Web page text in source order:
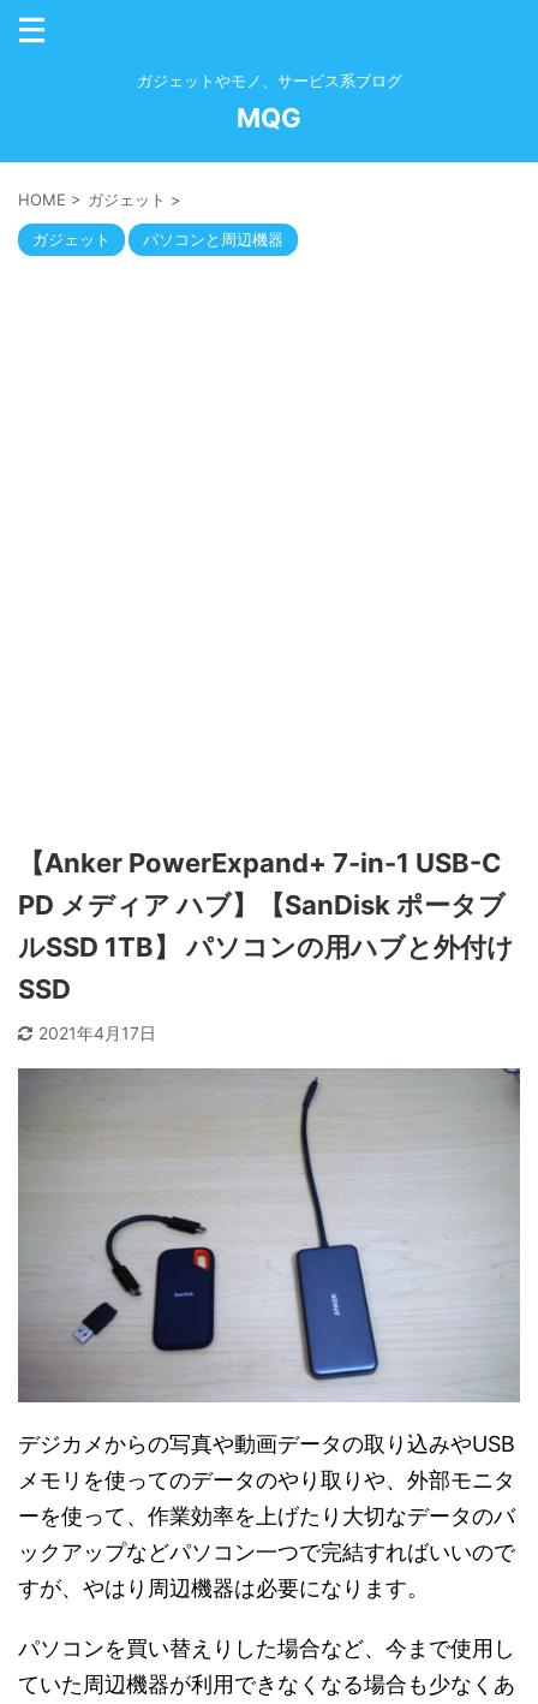
ガジェットやモノ、サービス系ブログ
MQG
HOME > ガジェット >
ガジェット パソコンと周辺機器
【Anker PowerExpand+ 7-in-1 USB-C
PD メディア ハブ】【SanDisk ポータブ
ルSSD 1TB】 パソコンの用ハブと外付け
SSD
2021年4月17日
デジカメからの写真や動画データの取り込みやUSB
メモリを使ってのデータのやり取りや、外部モニタ
ーを使って、作業効率を上げたり大切なデータのバ
ックアップなどパソコン一つで完結すればいいので
すが、やはり周辺機器は必要になります。
パソコンを買い替えりした場合など、今まで使用し
ていた周辺機器が利用できなくなる場合も少なくあ